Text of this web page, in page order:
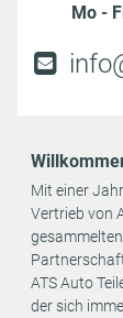
Mo -
Mit einer
Vertrieb von
ATS Auto
der sich